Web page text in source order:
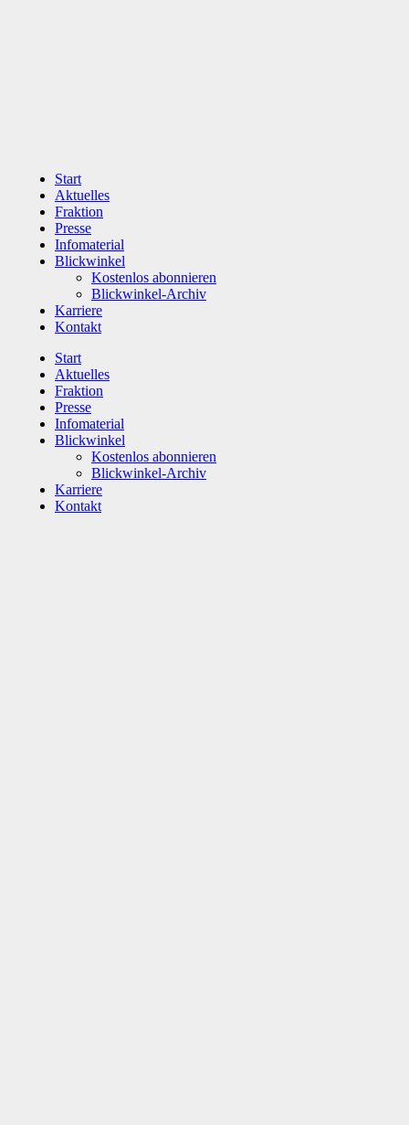
Start
Aktuelles
Fraktion
Presse
Infomaterial
Blickwinkel
Kostenlos abonnieren
Blickwinkel-Archiv
Karriere
Kontakt
Start
Aktuelles
Fraktion
Presse
Infomaterial
Blickwinkel
Kostenlos abonnieren
Blickwinkel-Archiv
Karriere
Kontakt